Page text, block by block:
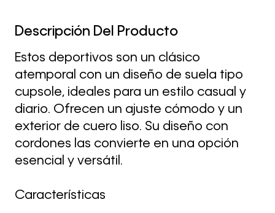
Descripción Del Producto
Estos deportivos son un clásico
atemporal con un diseño de suela tipo
cupsole, ideales para un estilo casual y
diario. Ofrecen un ajuste cómodo y un
exterior de cuero liso. Su diseño con
cordones las convierte en una opción
esencial y versátil.
Características